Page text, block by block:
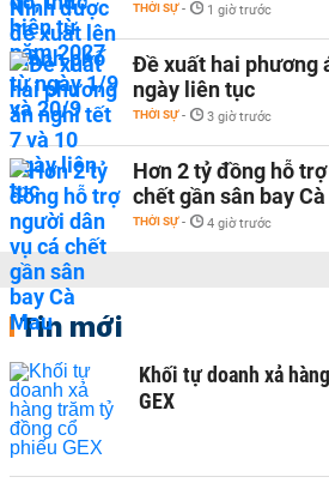
THỜI SỰ - 1 giờ trước
Đề xuất hai phương
ngày liên tục
THỜI SỰ - 3 giờ trước
Hơn 2 tỷ đồng hỗ
chết gần sân bay
THỜI SỰ - 4 giờ trước
Tin mới
Khối tự doanh xả
GEX